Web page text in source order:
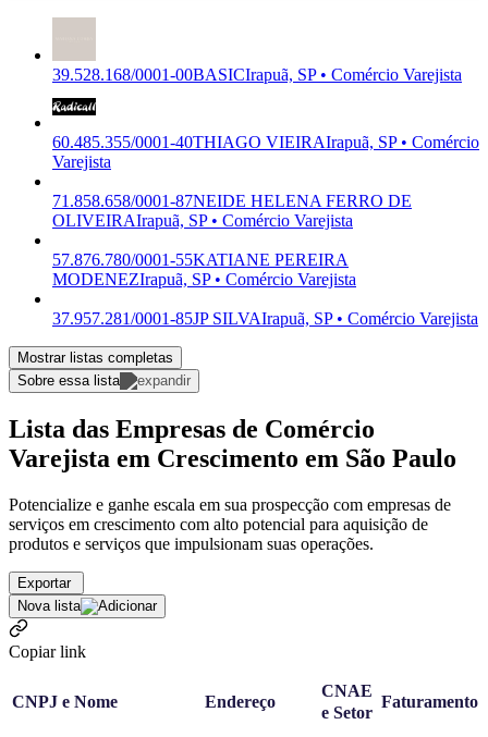
39.528.168/0001-00BASICIrapuã, SP • Comércio Varejista
60.485.355/0001-40THIAGO VIEIRAIrapuã, SP • Comércio
Varejista
71.858.658/0001-87NEIDE HELENA FERRO DE
OLIVEIRAIrapuã, SP • Comércio Varejista
57.876.780/0001-55KATIANE PEREIRA
MODENEZIrapuã, SP • Comércio Varejista
37.957.281/0001-85JP SILVAIrapuã, SP • Comércio Varejista
Mostrar listas completas
Sobre essa lista
Lista das Empresas de Comércio
Varejista em Crescimento em São Paulo
Potencialize e ganhe escala em sua prospecção com empresas de
serviços em crescimento com alto potencial para aquisição de
produtos e serviços que impulsionam suas operações.
Exportar
Nova lista
Copiar link
CNPJ e Nome Endereço
CNAE
e Setor
Faturamento